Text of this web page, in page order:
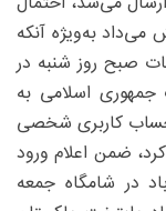
می‌داد به‌ویژه آنکه
صبح روز شنبه در
جمهوری اسلامی به
حساب کاربری شخصی
ضمن اعلام ورود
در شامگاه جمعه